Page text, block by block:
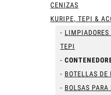
CENIZAS
KURIPE, TEPI &
LIMPIADORES
TEPI
BOTELLAS DE
BOLSAS PARA